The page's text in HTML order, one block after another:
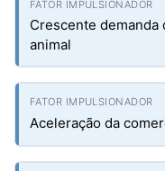
Crescente
animal
Aceleração da